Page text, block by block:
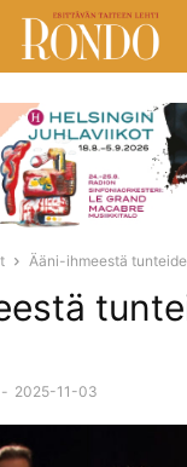
Ääni-ihmeestä
- 2025-11-03